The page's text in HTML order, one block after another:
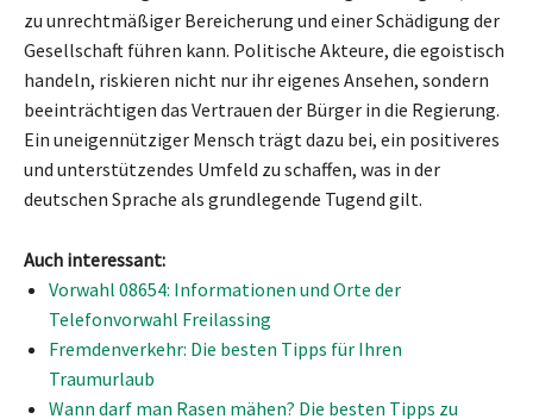
zu unrechtmäßiger Bereicherung und einer Schädigung der
Gesellschaft führen kann. Politische Akteure, die egoistisch
handeln, riskieren nicht nur ihr eigenes Ansehen, sondern
beeinträchtigen das Vertrauen der Bürger in die Regierung.
Ein uneigennütziger Mensch trägt dazu bei, ein positiveres
und unterstützendes Umfeld zu schaffen, was in der
deutschen Sprache als grundlegende Tugend gilt.
Auch interessant:
Vorwahl 08654: Informationen und Orte der
Telefonvorwahl Freilassing
Fremdenverkehr: Die besten Tipps für Ihren
Traumurlaub
Wann darf man Rasen mähen? Die besten Tipps zu